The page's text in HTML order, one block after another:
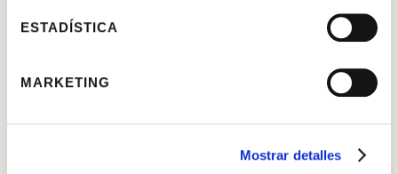
ESTADÍSTICA
MARKETING
Mostrar detalles